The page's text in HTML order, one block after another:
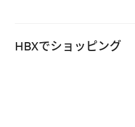
HBXでショッピング